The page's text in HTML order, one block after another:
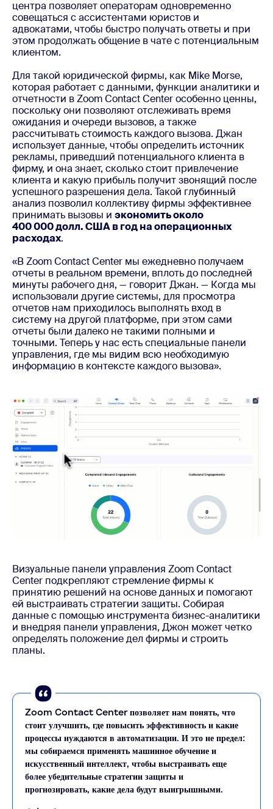
центра позволяет операторам одновременно
совещаться с ассистентами юристов и
адвокатами, чтобы быстро получать ответы и при
этом продолжать общение в чате с потенциальным
клиентом.
Для такой юридической фирмы, как Mike Morse,
которая работает с данными, функции аналитики и
отчетности в Zoom Contact Center особенно ценны,
поскольку они позволяют отслеживать время
ожидания и очереди вызовов, а также
рассчитывать стоимость каждого вызова. Джан
использует данные, чтобы определить источник
рекламы, приведший потенциального клиента в
фирму, и она знает, сколько стоит привлечение
клиента и какую прибыль получит звонящий после
успешного разрешения дела. Такой глубинный
анализ позволил коллективу фирмы эффективнее
принимать вызовы и экономить около
400 000 долл. США в год на операционных
расходах.
«В Zoom Contact Center мы ежедневно получаем
отчеты в реальном времени, вплоть до последней
минуты рабочего дня, — говорит Джан. — Когда мы
использовали другие системы, для просмотра
отчетов нам приходилось выполнять вход в
систему на другой платформе, при этом сами
отчеты были далеко не такими полными и
точными. Теперь у нас есть специальные панели
управления, где мы видим всю необходимую
информацию в контексте каждого вызова».
Визуальные панели управления Zoom Contact
Center подкрепляют стремление фирмы к
принятию решений на основе данных и помогают
ей выстраивать стратегии защиты. Собирая
данные с помощью инструмента бизнес-аналитики
и внедряя панели управления, Джон может четко
определять положение дел фирмы и строить
планы.
Zoom Contact Center позволяет нам понять, что
стоит улучшить, где повысить эффективность и какие
процессы нуждаются в автоматизации. И это не предел:
мы собираемся применять машинное обучение и
искусственный интеллект, чтобы выстраивать еще
более убедительные стратегии защиты и
прогнозировать, какие дела будут выигрышными.